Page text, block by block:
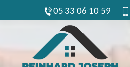
05 33 06 10 59